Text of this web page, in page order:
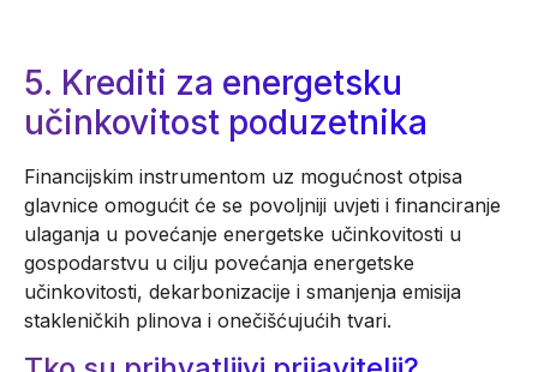
5. Krediti za energetsku
učinkovitost poduzetnika
Financijskim instrumentom uz mogućnost otpisa
glavnice omogućit će se povoljniji uvjeti i financiranje
ulaganja u povećanje energetske učinkovitosti u
gospodarstvu u cilju povećanja energetske
učinkovitosti, dekarbonizacije i smanjenja emisija
stakleničkih plinova i onečišćujućih tvari.